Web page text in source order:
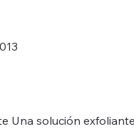
Una solución